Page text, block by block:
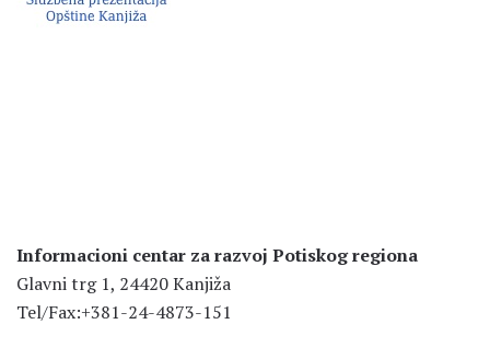
Informacioni centar za razvoj Potiskog regiona
Glavni trg 1, 24420 Kanjiža
Tel/Fax:+381-24-4873-151